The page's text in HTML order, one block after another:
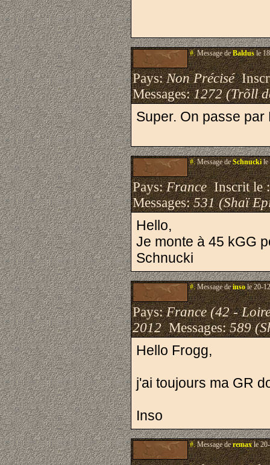
#.Message deBaldusle
Pays:Non Précisé
Messages:1272 (Trõll
Super. On passe
#.Message deSchnuckile
Pays:FranceInscrit le
Messages:531 (Shaï
Hello,
Je monte à 45 kGG
Schnucki
#.Message deinsole 20-
Pays:France (42 -
2012Messages:589
Hello Frogg,
j'ai toujours ma GR
Inso
#.Message deremaxle